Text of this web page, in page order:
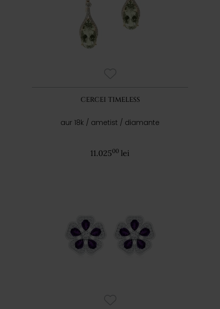
CERCEI TIMELESS
aur 18k / ametist / diamante
11.02500 lei